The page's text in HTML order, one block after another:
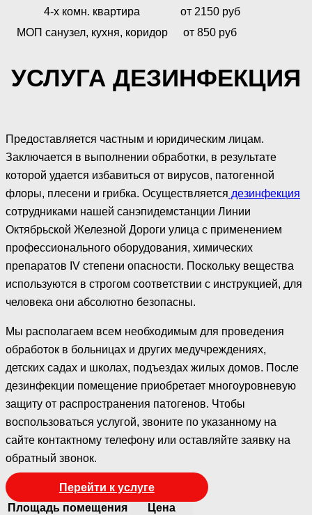
4-х комн. квартира
от 2150 руб
МОП санузел, кухня, коридор
от 850 руб
УСЛУГА ДЕЗИНФЕКЦИЯ
Предоставляется частным и юридическим лицам.
Заключается в выполнении обработки, в результате
которой удается избавиться от вирусов, патогенной
флоры, плесени и грибка. Осуществляется дезинфекция
сотрудниками нашей санэпидемстанции Линии
Октябрьской Железной Дороги улица с применением
профессионального оборудования, химических
препаратов IV степени опасности. Поскольку вещества
используются в строгом соответствии с инструкцией, для
человека они абсолютно безопасны.
Мы располагаем всем необходимым для проведения
обработок в больницах и других медучреждениях,
детских садах и школах, подъездах жилых домов. После
дезинфекции помещение приобретает многоуровневую
защиту от распространения патогенов. Чтобы
воспользоваться услугой, звоните по указанному на
сайте контактному телефону или оставляйте заявку на
обратный звонок.
Перейти к услуге
Площадь помещения
Цена